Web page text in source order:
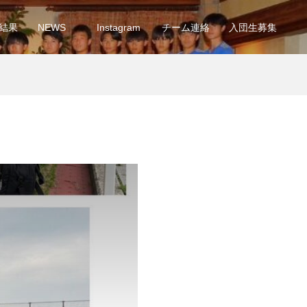
果 NEWS Instagram チーム連絡 入団生募集